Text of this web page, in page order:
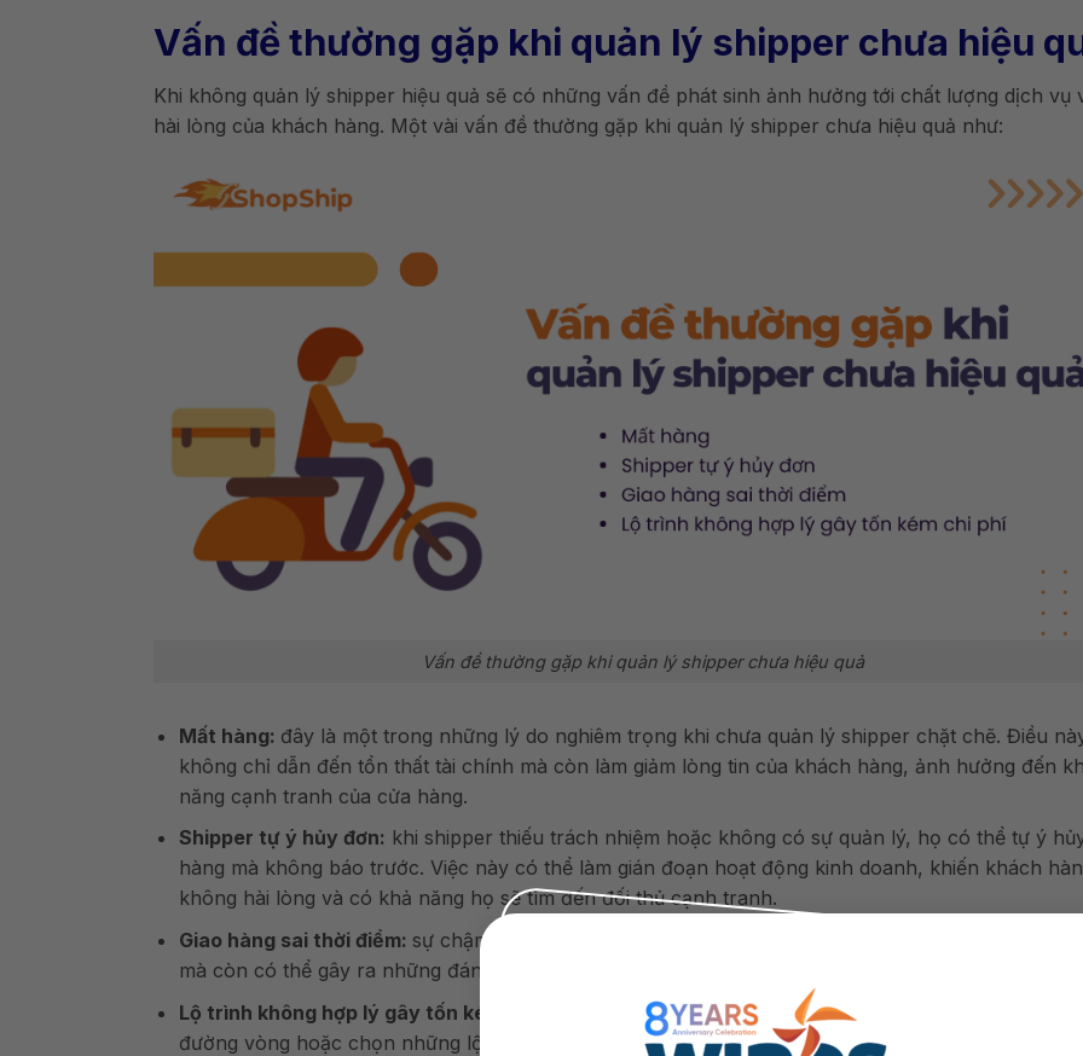
Vấn đề thường gặp khi quản lý shipper chưa hiệu
Khi không quản lý shipper hiệu quả sẽ có những vấn đề phát sinh ảnh hưởng tới chất lượng dịch vụ
hài lòng của khách hàng. Một vài vấn đề thường gặp khi quản lý shipper chưa hiệu quả như:
Vấn đề thường gặp khi quản lý shipper chưa hiệu quả
Mất hàng: đây là một trong những lý do nghiêm trọng khi chưa quản lý shipper chặt chẽ. Điều
không chỉ dẫn đến tổn thất tài chính mà còn làm giảm lòng tin của khách hàng, ảnh hưởng đến
năng cạnh tranh của cửa hàng.
Shipper tự ý hủy đơn: khi shipper thiếu trách nhiệm hoặc không có sự quản lý, họ có thể tự ý
hàng mà không báo trước. Việc này có thể làm gián đoạn hoạt động kinh doanh, khiến khách
không hài lòng và có khả năng họ sẽ tìm đến đối thủ cạnh tranh.
Giao hàng sai thời điểm: sự chậm trễ trong giao hàng không chỉ làm giảm sự hài lòng của khách
mà còn có thể gây ra những đánh giá không tốt về dịch vụ, làm tổn hại đến uy tín của cửa hàng.
Lộ trình không hợp lý gây tốn kém chi phí:
nếu không tối ưu hóa lộ trình giao hàng, shipper có
đường vòng hoặc chọn những lộ trình không hiệu quả, dẫn đến việc tiêu tốn nhiều chi phí vận